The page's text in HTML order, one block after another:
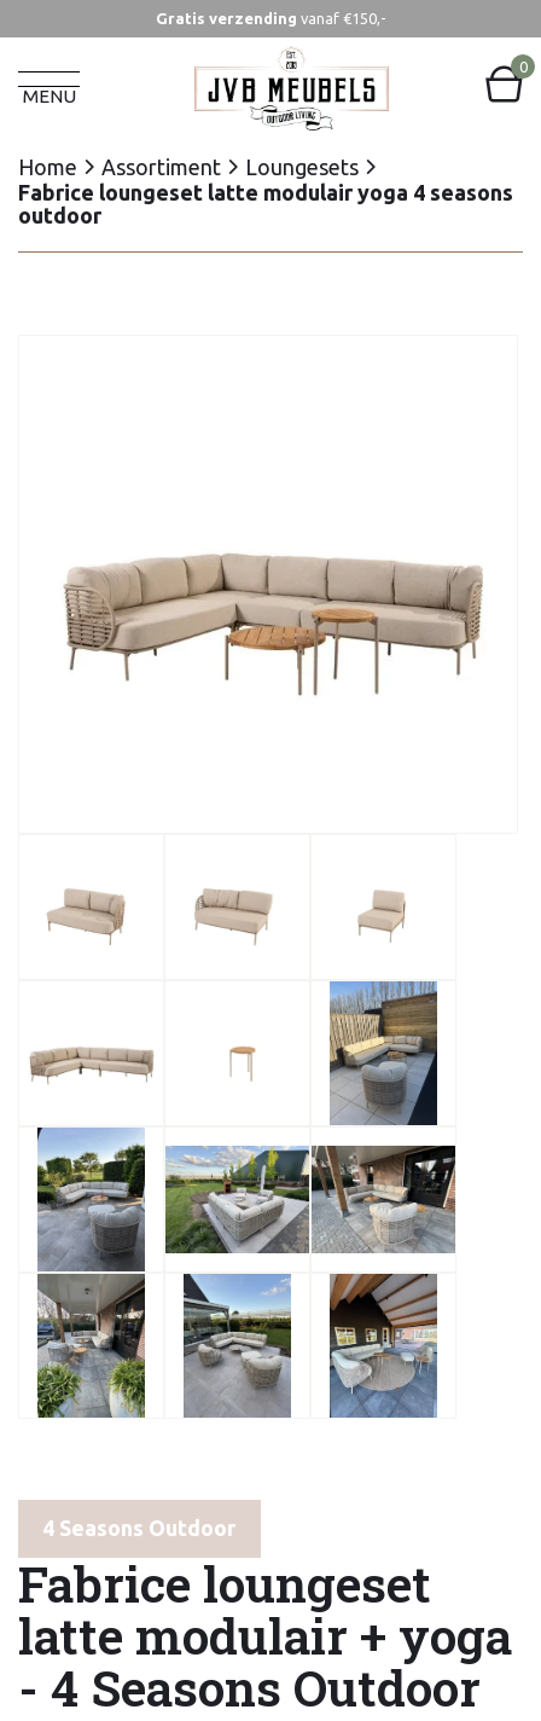
Gratis verzending vanaf €150,-
MENU
0
Home Assortiment
Loungesets
Fabrice loungeset latte modulair yoga 4 seasons
outdoor
Home Assortiment
Loungesets
Fabrice loungeset latte modulair yoga 4 seasons
outdoor
4 Seasons Outdoor
Fabrice loungeset
latte modulair + yoga
- 4 Seasons Outdoor